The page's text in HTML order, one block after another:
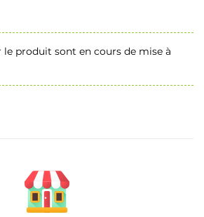
produit sont en cours de mise à